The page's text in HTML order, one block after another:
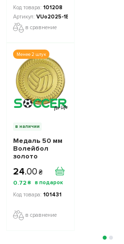
101208
VUo2025-1B
в сравнение
Менее 2 штук
в наличии
Медаль 50 мм
Волейбол
золото
24.00 ₴
0.72 ₴
101431
в сравнение